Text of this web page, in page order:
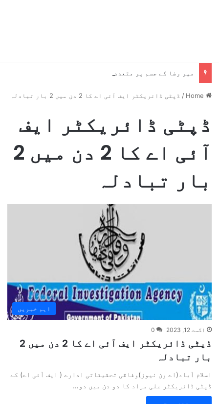
/ ڈپٹی ڈائریکٹر ایف آئی اے کا 2 دن میں 2 بار تبادلہ
ڈپٹی ڈائریکٹر ایف
آئی اے کا 2 دن میں 2
بار تبادلہ
اہم خبریں
اگست 12, 2023 0
ڈپٹی ڈائریکٹر ایف آئی اے کا 2 دن میں 2
بار تبادلہ
اسلام آباد(اے ون نیوز)وفاقی تحقیقاتی ادارے ( ایف آئی اے) کے
ڈپٹی ڈائریکٹر علی مراد کا دو دن میں دو…